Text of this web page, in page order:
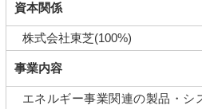
資本関係
株式会社東芝(100%)
事業内容
エネルギー事業関連の製品・シ